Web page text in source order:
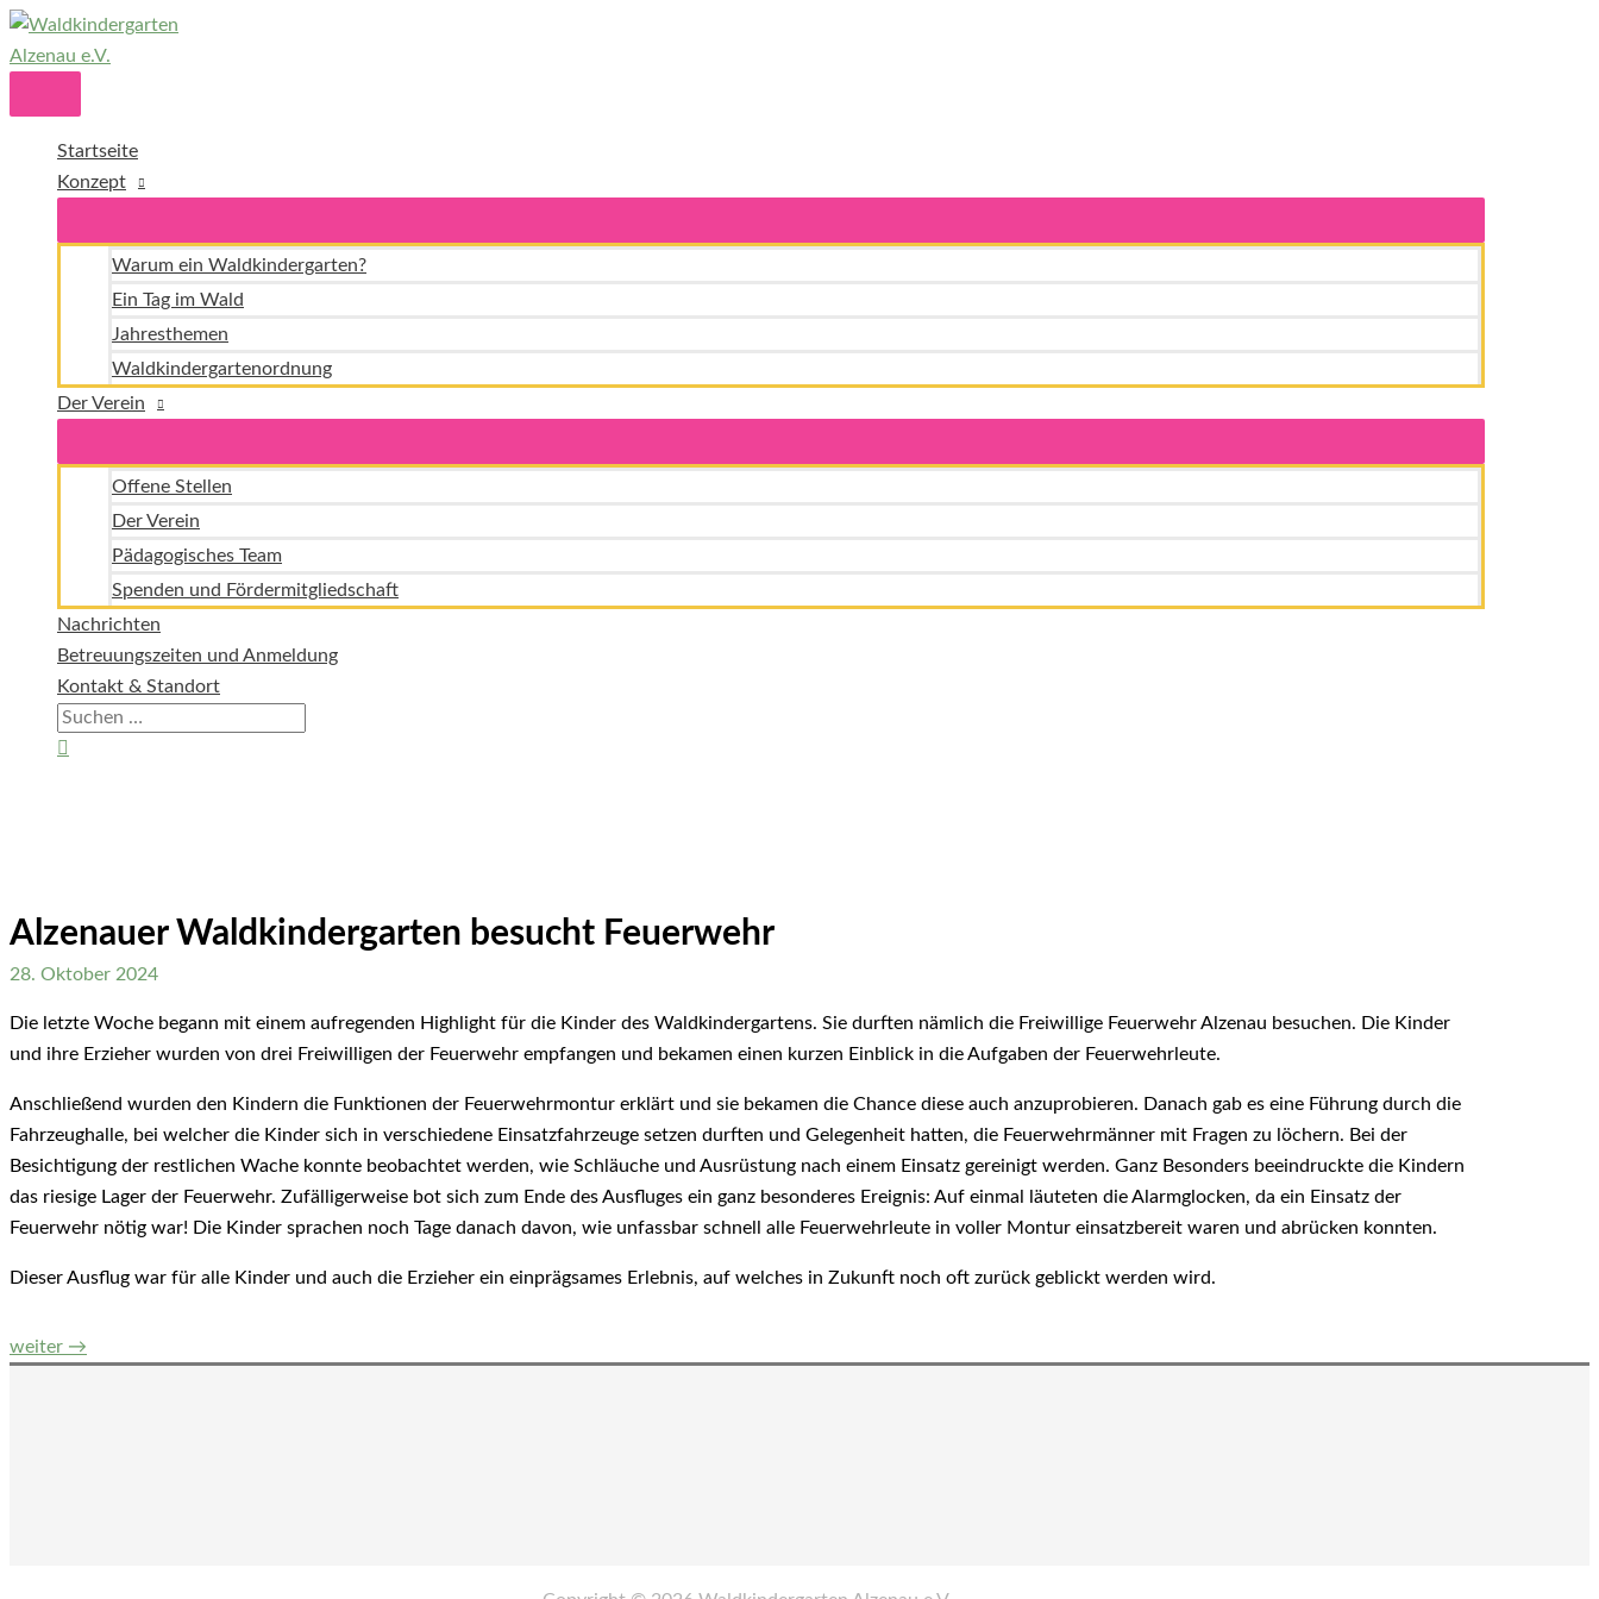
Zum
Inhalt
Startseite
Konzept
Warum ein Waldkindergarten?
Ein Tag im Wald
Jahresthemen
Waldkindergartenordnung
Der Verein
Offene Stellen
Der Verein
Pädagogisches Team
Spenden und Fördermitgliedschaft
Nachrichten
Betreuungszeiten und Anmeldung
Kontakt & Standort
Suchen
nach:
Alzenauer Waldkindergarten besucht Feuerwehr
28. Oktober 2024
Die letzte Woche begann mit einem aufregenden Highlight für die Kinder des Waldkindergartens. Sie durften nämlich die Freiwillige Feuerwehr Alzenau besuchen. Die Kinder
und ihre Erzieher wurden von drei Freiwilligen der Feuerwehr empfangen und bekamen einen kurzen Einblick in die Aufgaben der Feuerwehrleute.
Anschließend wurden den Kindern die Funktionen der Feuerwehrmontur erklärt und sie bekamen die Chance diese auch anzuprobieren. Danach gab es eine Führung durch die
Fahrzeughalle, bei welcher die Kinder sich in verschiedene Einsatzfahrzeuge setzen durften und Gelegenheit hatten, die Feuerwehrmänner mit Fragen zu löchern. Bei der
Besichtigung der restlichen Wache konnte beobachtet werden, wie Schläuche und Ausrüstung nach einem Einsatz gereinigt werden. Ganz Besonders beeindruckte die Kindern
das riesige Lager der Feuerwehr. Zufälligerweise bot sich zum Ende des Ausfluges ein ganz besonderes Ereignis: Auf einmal läuteten die Alarmglocken, da ein Einsatz der
Feuerwehr nötig war! Die Kinder sprachen noch Tage danach davon, wie unfassbar schnell alle Feuerwehrleute in voller Montur einsatzbereit waren und abrücken konnten.
Dieser Ausflug war für alle Kinder und auch die Erzieher ein einprägsames Erlebnis, auf welches in Zukunft noch oft zurück geblickt werden wird.
Beitrags-
weiter →